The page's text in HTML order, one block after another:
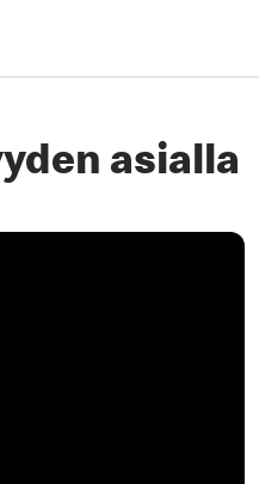
asialla